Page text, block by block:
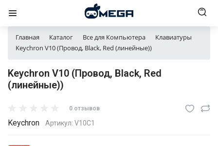
Главная Каталог Все для Компьютера
Клавиатуры
Keychron V10 (Провод, Black, Red (линейные))
Keychron V10 (Провод, Black, Red
(линейные))
0 отзывов
Keychron Артикул: V10C1